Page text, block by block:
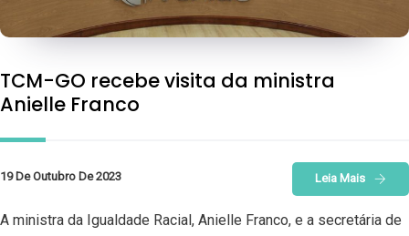
TCM-GO recebe visita da ministra
Anielle Franco
19 De Outubro De 2023 Leia Mais
A ministra da Igualdade Racial, Anielle Franco, e a secretária de